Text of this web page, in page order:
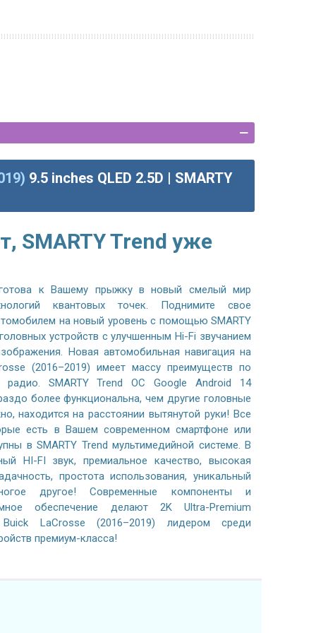
9.5 inches QLED 2.5D | SMARTY
SMARTY Trend уже
к Вашему прыжку в новый смелый мир
квантовых точек. Поднимите свое
на новый уровень с помощью SMARTY
устройств с улучшенным Hi-Fi звучанием
Новая автомобильная навигация на
(2016–2019) имеет массу преимуществ по
радио. SMARTY Trend ОС Google Android 14
более функциональна, чем другие головные
находится на расстоянии вытянутой руки! Все
есть в Вашем современном смартфоне или
в SMARTY Trend мультимедийной системе. В
HI-FI звук, премиальное качество, высокая
простота использования, уникальный
другое! Современные компоненты и
обеспечение делают 2K Ultra-Premium
LaCrosse (2016–2019) лидером среди
премиум-класса!